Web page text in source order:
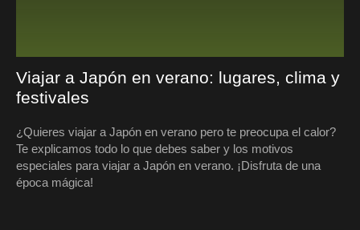
Viajar a Japón en verano: lugares, clima y
festivales
¿Quieres viajar a Japón en verano pero te preocupa el calor?
Te explicamos todo lo que debes saber y los motivos
especiales para viajar a Japón en verano. ¡Disfruta de una
época mágica!